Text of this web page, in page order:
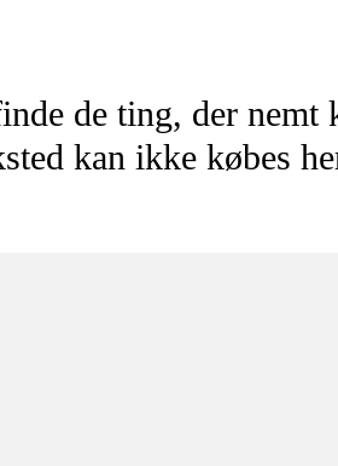
de ting, der
kan ikke købes